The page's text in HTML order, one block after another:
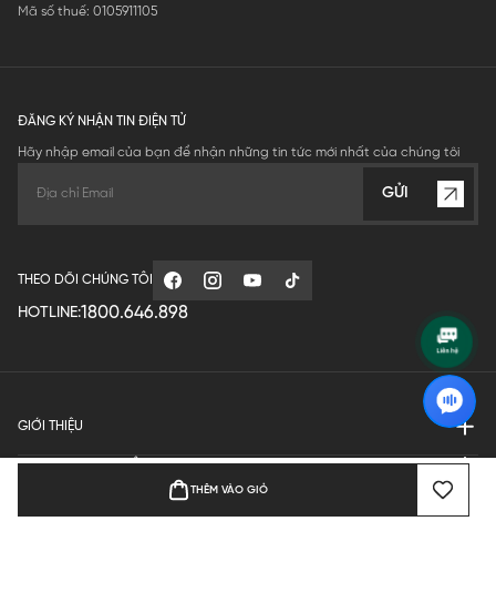
THÊM VÀO GIỎ
Mã số thuế: 0105911105
ĐĂNG KÝ NHẬN TIN ĐIỆN TỬ
Hãy nhập email của bạn để nhận những tin tức mới nhất của chúng tôi
GỬI
THEO DÕI CHÚNG TÔI
HOTLINE:1800.646.898
GIỚI THIỆU
QUY ĐỊNH HOẠT ĐỘNG